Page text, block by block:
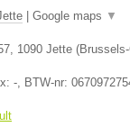
| Google maps ▼
1090 Jette (
- , BTW-nr: